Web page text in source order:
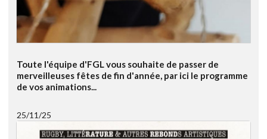
Toute l'équipe d'FGL vous souhaite de passer de
merveilleuses fêtes de fin d'année, par ici le programme
de vos animations...
25/11/25